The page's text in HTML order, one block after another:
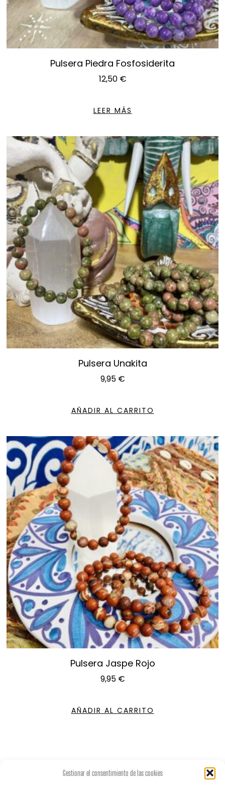
Gestionar el consentimiento de las cookies
Pulsera Piedra Fosfosiderita
12,50 €
LEER MÁS
Pulsera Unakita
9,95 €
AÑADIR AL CARRITO
Pulsera Jaspe Rojo
9,95 €
AÑADIR AL CARRITO